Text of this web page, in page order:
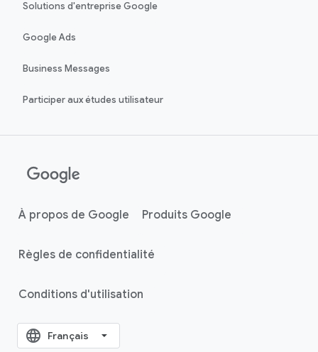
Solutions d'entreprise Google
Google Ads
Business Messages
Participer aux études utilisateur
À propos de Google Produits Google
Règles de confidentialité
Conditions d'utilisation
language ‪Français‬